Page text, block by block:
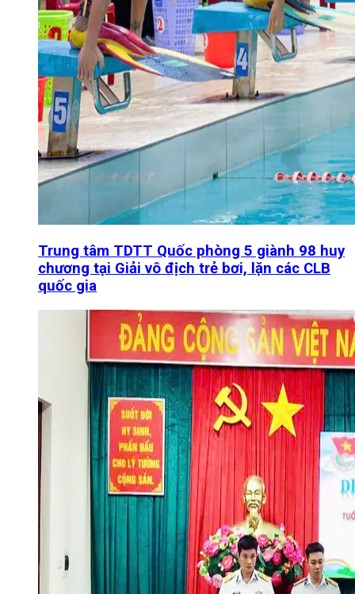
Trung tâm TDTT Quốc phòng 5 giành 98 huy
chương tại Giải vô địch trẻ bơi, lặn các CLB
quốc gia